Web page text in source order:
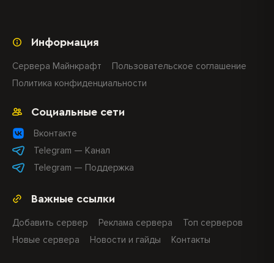
Важные ссылки
Добавить сервер Реклама сервера
Топ серверов
Новые сервера
Новости и гайды Контакты
Социальные сети
Вконтакте
Telegram — Канал
Telegram — Поддержка
Информация
Сервера Майнкрафт
Пользовательское соглашение
Политика конфиденциальности